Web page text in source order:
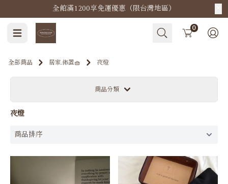
全館滿1200享免運優惠（限台灣地區）
Cart 0
全部商品 居家.佈置🧺 夜燈
商品分類
夜燈